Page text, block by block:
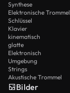
Synthese
Elektronische
Schlüssel
Klavier
kinematisch
glatte
Elektronisch
Umgebung
Strings
Akustische Trommel
Bilder